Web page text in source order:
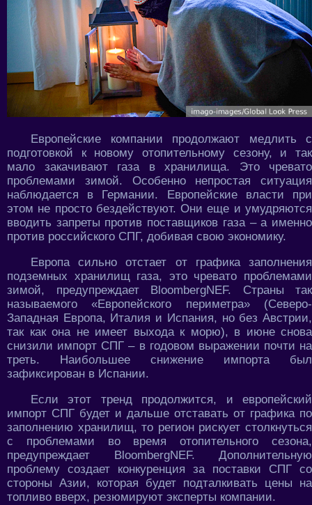
Европейские компании продолжают медлить с
подготовкой к новому отопительному сезону, и так
мало закачивают газа в хранилища. Это чревато
проблемами зимой. Особенно непростая ситуация
наблюдается в Германии. Европейские власти при
этом не просто бездействуют. Они еще и умудряются
вводить запреты против поставщиков газа – а именно
против российского СПГ, добивая свою экономику.
Европа сильно отстает от графика заполнения
подземных хранилищ газа, это чревато проблемами
зимой, предупреждает BloombergNEF. Страны так
называемого «Европейского периметра» (Северо-
Западная Европа, Италия и Испания, но без Австрии,
так как она не имеет выхода к морю), в июне снова
снизили импорт СПГ – в годовом выражении почти на
треть. Наибольшее снижение импорта был
зафиксирован в Испании.
Если этот тренд продолжится, и европейский
импорт СПГ будет и дальше отставать от графика по
заполнению хранилищ, то регион рискует столкнуться
с проблемами во время отопительного сезона,
предупреждает BloombergNEF. Дополнительную
проблему создает конкуренция за поставки СПГ со
стороны Азии, которая будет подталкивать цены на
топливо вверх, резюмируют эксперты компании.